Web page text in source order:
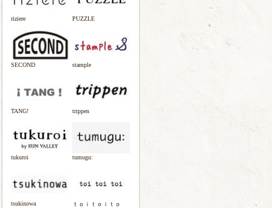
riziere PUZZLE
SECOND stample
TANG! trippen
tukuroi tumugu:
tsukinowa
ｔｏｉｔｏｉｔｏ